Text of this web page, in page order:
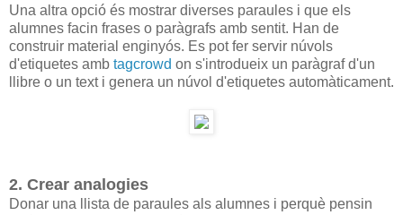
Una altra opció és mostrar diverses paraules i que els
alumnes facin frases o paràgrafs amb sentit. Han de
construir material enginyós. Es pot fer servir núvols
d'etiquetes amb tagcrowd on s'introdueix un paràgraf d'un
llibre o un text i genera un núvol d'etiquetes automàticament.
2. Crear analogies
Donar una llista de paraules als alumnes i perquè pensin